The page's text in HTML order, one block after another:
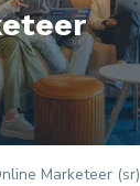
Marketeer (sr)